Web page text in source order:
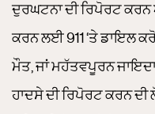
ਦੁਰਘਟਨਾ ਦੀ ਰਿਪੋਰਟ ਕਰਨ
ਕਰਨ ਲਈ 911 ‘ਤੇ ਡਾਇਲ
ਮੌਤ, ਜਾਂ ਮਹੱਤਵਪੂਰਨ
ਹਾਦਸੇ ਦੀ ਰਿਪੋਰਟ ਕਰਨ